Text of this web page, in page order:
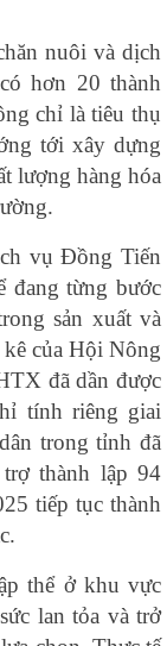
nuôi và dịch
hơn 20 thành
chỉ là tiêu thụ
tới xây dựng
lượng hàng hóa
vụ Đồng Tiến
đang từng bước
sản xuất và
của Hội Nông
đã dần được
tính riêng giai
trong tỉnh đã
thành lập 94
tiếp tục thành
thể ở khu vực
lan tỏa và trở